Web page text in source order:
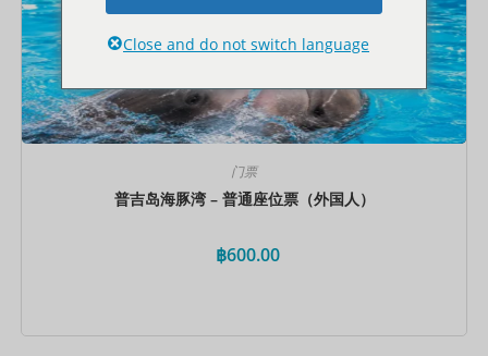
门票
普吉岛海豚湾 – 普通座位票（外国人）
฿600.00
Close and do not switch language